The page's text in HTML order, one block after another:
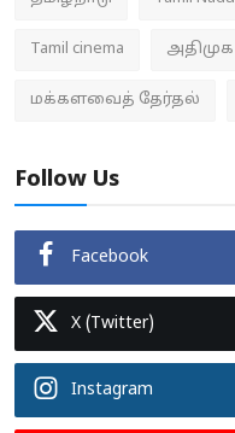
Tamil cinema அதிமுக
மக்களவைத் தேர்தல்
Follow Us
Facebook
X (Twitter)
Instagram